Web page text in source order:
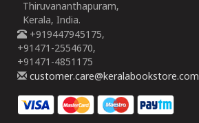
Thiruvananthapuram,
Kerala, India.
+919447945175,
+91471-2554670,
+91471-4851175
customer.care@keralabookstore.com